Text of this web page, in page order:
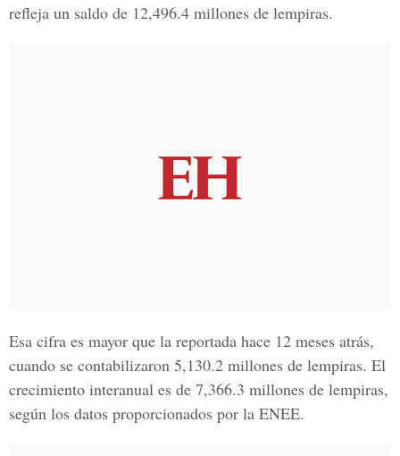
refleja un saldo de 12,496.4 millones de lempiras.
Esa cifra es mayor que la reportada hace 12 meses atrás,
cuando se contabilizaron 5,130.2 millones de lempiras. El
crecimiento interanual es de 7,366.3 millones de lempiras,
según los datos proporcionados por la ENEE.